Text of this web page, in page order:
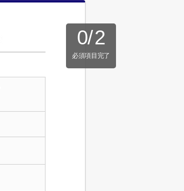
0/2
必須項目完了